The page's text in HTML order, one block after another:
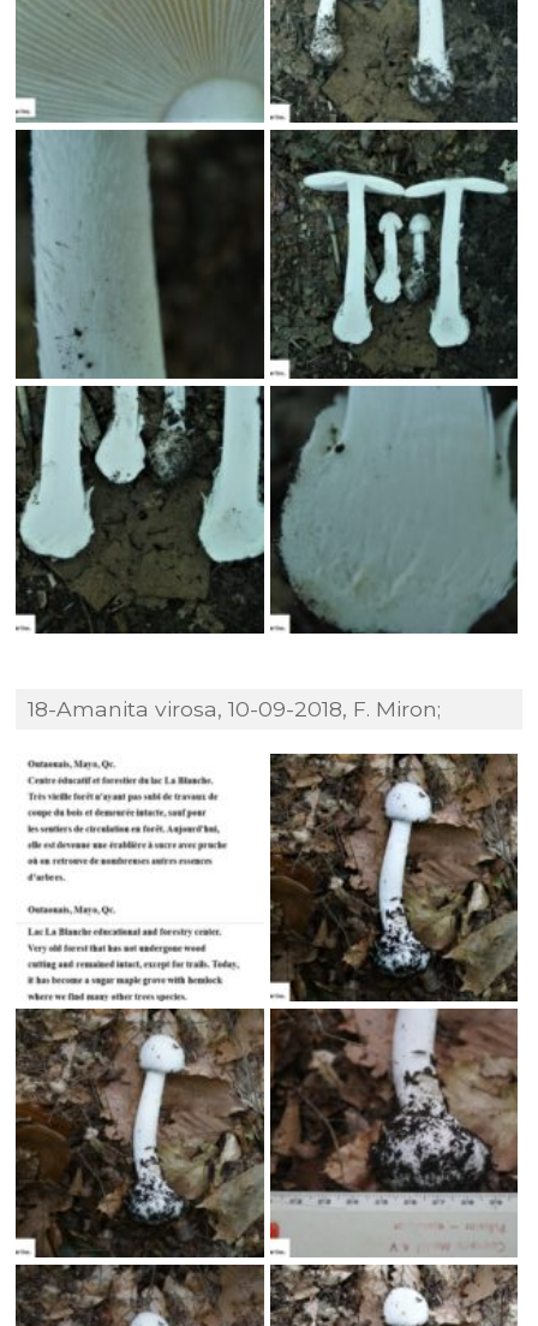
18-Amanita virosa, 10-09-2018, F. Miron;